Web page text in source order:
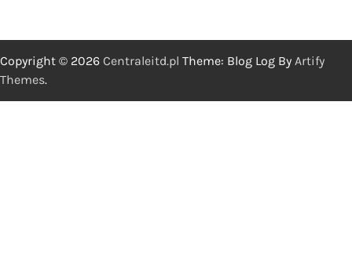
Copyright © 2026 Centraleitd.pl Theme: Blog Log By Artify
Themes.